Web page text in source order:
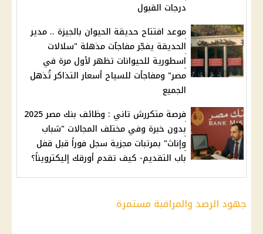
درجات القبول
موعد افتتاح حديقة الحيوان بالجيزة .. مدير
الحديقة يفجّر مفاجآت مذهلة "سلالات
اسطورية للحيوانات تظهر لأول مرة في
مصر" ومفاجأت للسياح أسعار التذاكر تُذهل
الجميع
فرصة متكررش تاني : وظائف بنك مصر 2025
بدون خبرة وفي مختلف المجالات "شباب
وإناث" بمرتبات مجزية سجل فوراً قبل قفل
باب التقديم- كيف تقدم أورقك إليكترويناً؟
جهود الرصد والمراقبة مستمرة